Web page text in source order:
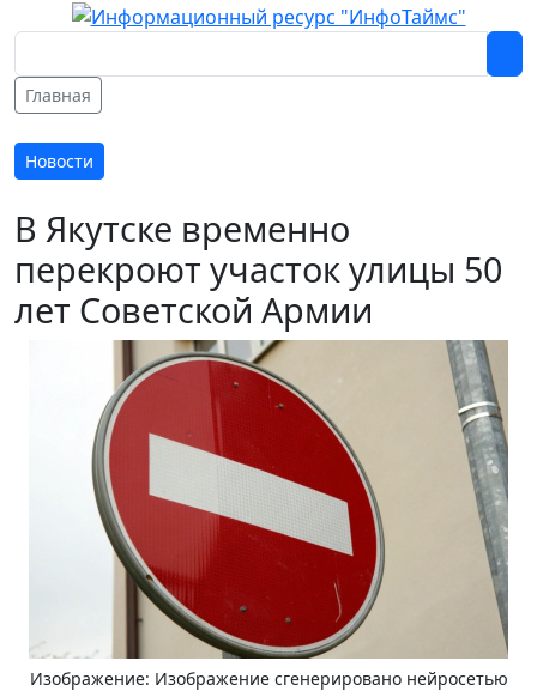
Главная
Новости
В Якутске временно
перекроют участок улицы 50
лет Советской Армии
Изображение: Изображение сгенерировано нейросетью